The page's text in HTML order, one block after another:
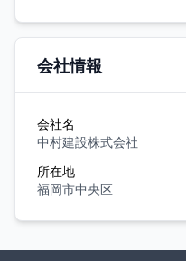
会社情報
会社名
中村建設株式会社
所在地
福岡市中央区